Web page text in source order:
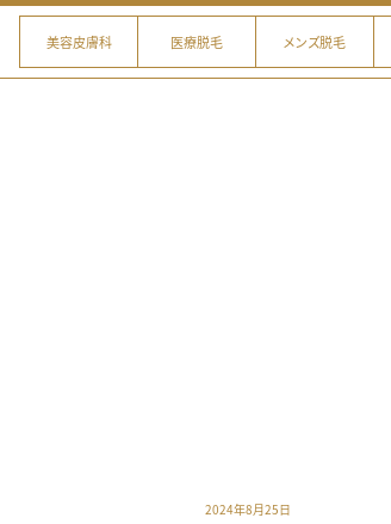
美容皮膚科 医療脱毛 メンズ脱毛
2024年8月25日